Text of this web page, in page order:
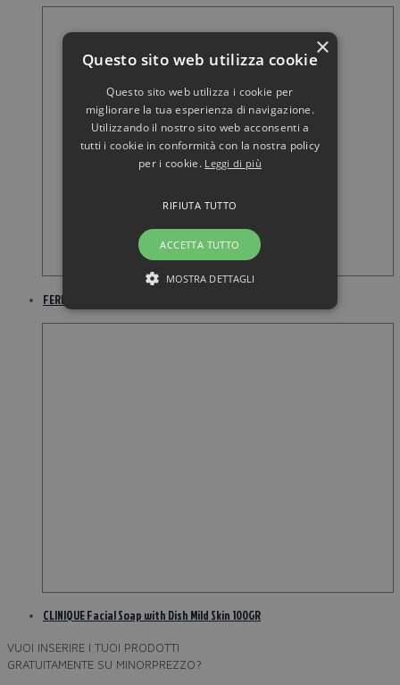
FERRARI Ferrari Scuderia Black Aftershave Lotion 75ML
CLINIQUE Facial Soap with Dish Mild Skin 100GR
VUOI INSERIRE I TUOI PRODOTTI
GRATUITAMENTE SU MINORPREZZO?
×
Questo sito web utilizza cookie
Questo sito web utilizza i cookie per
migliorare la tua esperienza di navigazione.
Utilizzando il nostro sito web acconsenti a
tutti i cookie in conformità con la nostra policy
per i cookie. Leggi di più
ACCETTA TUTTO
RIFIUTA TUTTO
MOSTRA DETTAGLI